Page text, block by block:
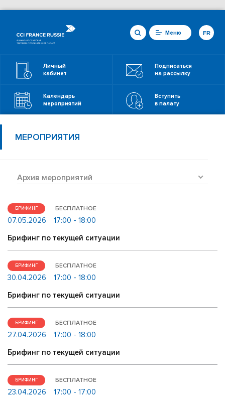
Меню
Личный
кабинет
Подписаться
на рассылку
Календарь
мероприятий
Вступить
в палату
FR
МЕРОПРИЯТИЯ
Архив мероприятий
БРИФИНГ БЕСПЛАТНОЕ
07.05.2026
17:00 - 18:00
Брифинг по текущей ситуации
БРИФИНГ БЕСПЛАТНОЕ
30.04.2026
17:00 - 18:00
Брифинг по текущей ситуации
БРИФИНГ БЕСПЛАТНОЕ
27.04.2026
17:00 - 18:00
Брифинг по текущей ситуации
БРИФИНГ БЕСПЛАТНОЕ
23.04.2026
17:00 - 17:00